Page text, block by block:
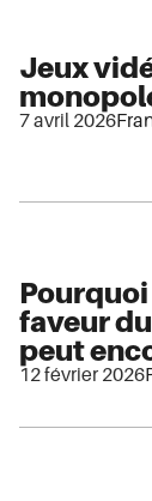
Jeux
7 avril 2026
faveur
peut
12 février 2026